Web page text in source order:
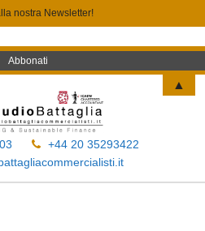
+44 20 35293422
nostra Newsletter!
▲